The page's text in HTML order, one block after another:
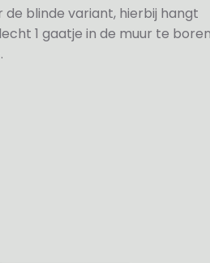
de blinde variant, hierbij hangt
1 gaatje in de muur te